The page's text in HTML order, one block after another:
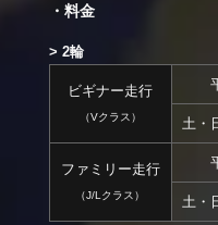
・料金
> 2輪
ビギナー走行
（Vクラス） 土・
ファミリー走行
（J/Lクラス） 土・